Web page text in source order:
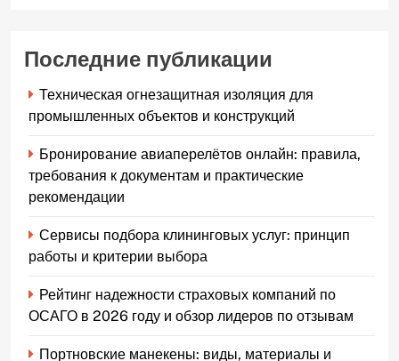
Последние публикации
Техническая огнезащитная изоляция для
промышленных объектов и конструкций
Бронирование авиаперелётов онлайн: правила,
требования к документам и практические
рекомендации
Сервисы подбора клининговых услуг: принцип
работы и критерии выбора
Рейтинг надежности страховых компаний по
ОСАГО в 2026 году и обзор лидеров по отзывам
Портновские манекены: виды, материалы и